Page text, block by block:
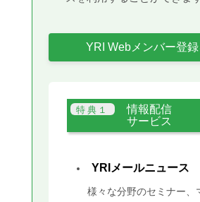
YRI Webメンバー登
情報配信
サービス
YRIメールニュース
様々な分野のセミナー、